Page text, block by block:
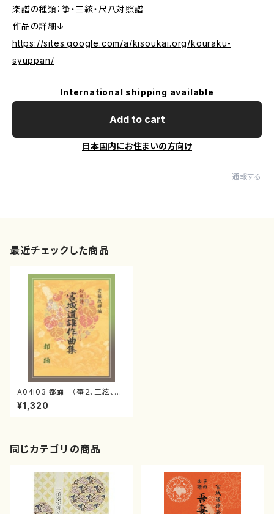
楽譜の種類：箏・三絃・尺八対照譜
作品の詳細↓
https://sites.google.com/a/kisoukai.org/kouraku-
syuppan/
International shipping available
Add to cart
日本国内にお住まいの方向け
通報する
最近チェックした商品
A04i03 都踊 （箏２、三絃、尺
八/宮城道雄/楽譜）
¥1,320
同じカテゴリの商品